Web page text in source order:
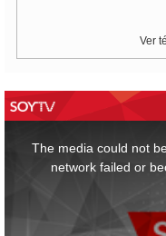
Ver
The media could not
network failed or